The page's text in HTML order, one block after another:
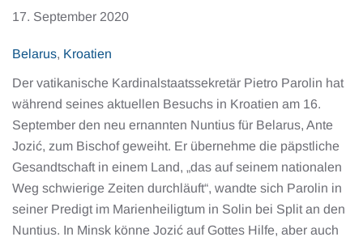
17. September 2020
Belarus, Kroatien
Der vatikanische Kardinalstaatssekretär Pietro Parolin hat
während seines aktuellen Besuchs in Kroatien am 16.
September den neu ernannten Nuntius für Belarus, Ante
Jozić, zum Bischof geweiht. Er übernehme die päpstliche
Gesandtschaft in einem Land, „das auf seinem nationalen
Weg schwierige Zeiten durchläuft“, wandte sich Parolin in
seiner Predigt im Marienheiligtum in Solin bei Split an den
Nuntius. In Minsk könne Jozić auf Gottes Hilfe, aber auch